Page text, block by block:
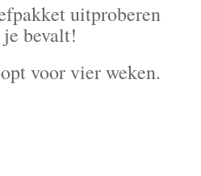
uitproberen
bevalt!
voor vier weken.